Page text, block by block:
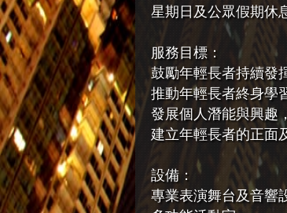
星期日及公眾假期休
服務目標：
鼓勵年輕長者持續發
推動年輕長者終身學
發展個人潛能與興趣
建立年輕長者的正面
設備：
專業表演舞台及音響